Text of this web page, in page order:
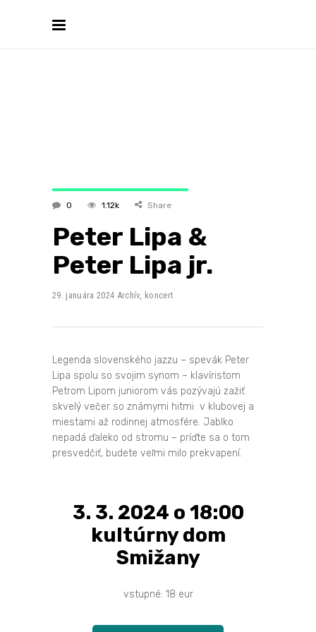
0 1.12k Share
Peter Lipa &
Peter Lipa jr.
29. januára 2024 Archív koncert
Legenda slovenského jazzu – spevák Peter
Lipa spolu so svojim synom – klavíristom
Petrom Lipom juniorom vás pozývajú zažiť
skvelý večer so známymi hitmi v klubovej a
miestami až rodinnej atmosfére. Jablko
nepadá ďaleko od stromu – príďte sa o tom
presvedčiť, budete veľmi milo prekvapení.
3. 3. 2024 o 18:00
kultúrny dom
Smižany
vstupné: 18 eur